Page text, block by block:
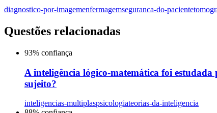
diagnostico-por-imagemenfermagemseguranca-do-paciente
Questões relacionadas
93% confiança
A inteligência lógico-matemática foi
sujeito?
inteligencias-multiplaspsicologiateorias-da-inteligencia